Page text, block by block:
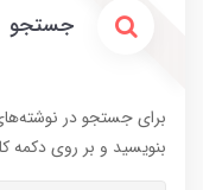
جستجو
برای جستجو در
بنویسید و بر روی دکمه